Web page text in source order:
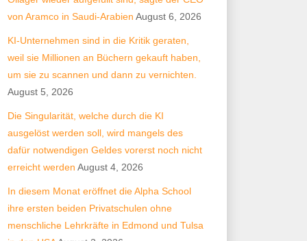
von Aramco in Saudi-Arabien August 6, 2026
KI-Unternehmen sind in die Kritik geraten,
weil sie Millionen an Büchern gekauft haben,
um sie zu scannen und dann zu vernichten.
August 5, 2026
Die Singularität, welche durch die KI
ausgelöst werden soll, wird mangels des
dafür notwendigen Geldes vorerst noch nicht
erreicht werden August 4, 2026
In diesem Monat eröffnet die Alpha School
ihre ersten beiden Privatschulen ohne
menschliche Lehrkräfte in Edmond und Tulsa